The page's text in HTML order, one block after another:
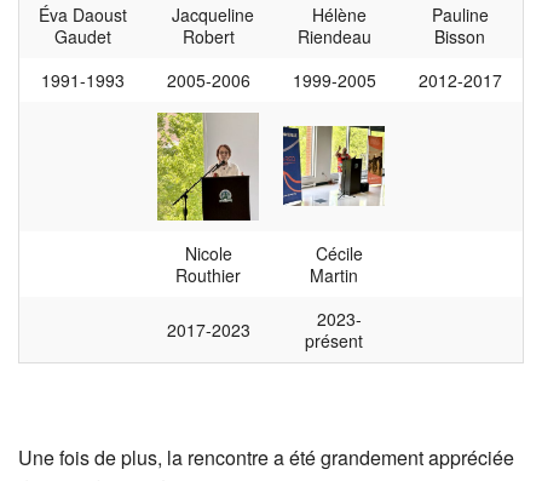
Éva Daoust
Gaudet
Jacqueline
Robert
Hélène
Riendeau
Pauline
Bisson
1991-1993
2005-2006 1999-2005 2012-2017
Nicole
Routhier
Cécile
Martin
2017-2023
2023-
présent
Une fois de plus, la rencontre a été grandement appréciée